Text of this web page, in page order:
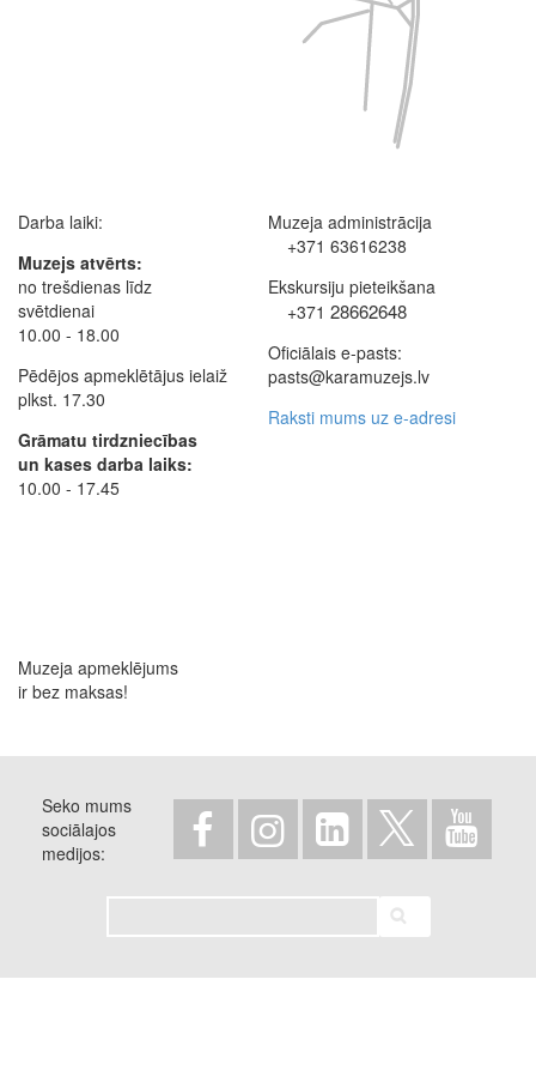
Darba laiki:
Muzejs atvērts:
no trešdienas līdz
svētdienai
10.00 - 18.00
Pēdējos apmeklētājus ielaiž
plkst. 17.30
Grāmatu tirdzniecības
un kases darba laiks:
10.00 - 17.45
Muzeja administrācija
+371 63616238
Ekskursiju pieteikšana
+371 28662648
Oficiālais e-pasts:
pasts@karamuzejs.lv
Raksti mums uz e-adresi
Muzeja apmeklējums
ir bez maksas!
Seko mums
sociālajos
medijos